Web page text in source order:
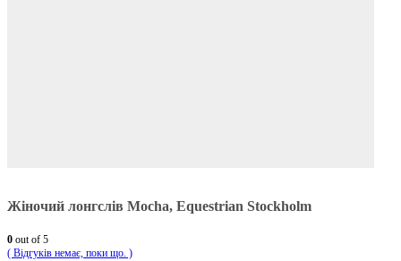
Жіночий лонгслів Mocha, Equestrian Stockholm
0 out of 5
( Відгуків немає, поки що. )